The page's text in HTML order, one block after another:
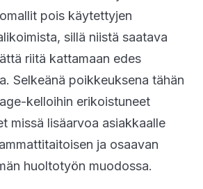
pois käytettyjen
sillä niistä saatava
riitä kattamaan edes
Selkeänä poikkeuksena tähän
kelloihin erikoistuneet
missä lisäarvoa asiakkaalle
ja osaavan
huoltotyön muodossa.